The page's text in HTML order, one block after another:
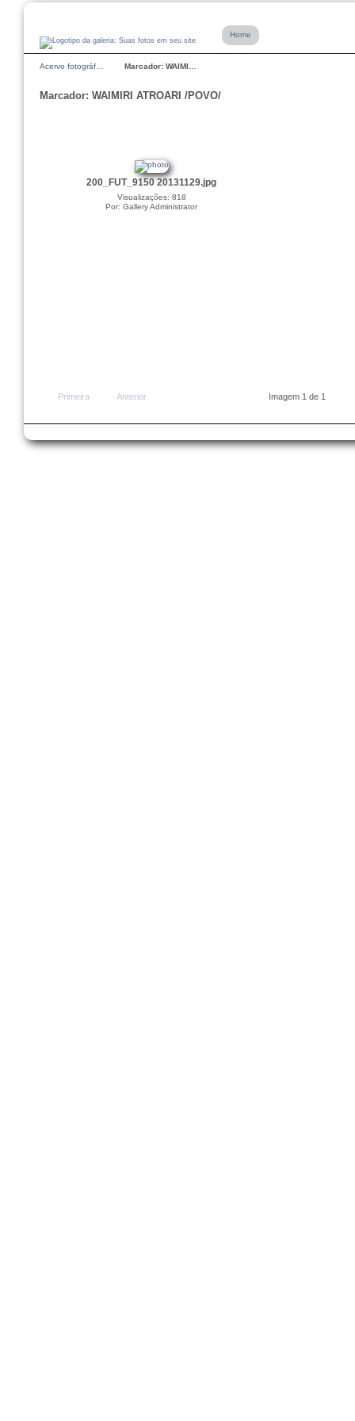
Home
Acervo fotográf… Marcador: WAIMI…
Marcador: WAIMIRI ATROARI /POVO/
200_FUT_9150 20131129.jpg
Visualizações: 818
Por: Gallery Administrator
Primeira Anterior Imagem 1 de 1